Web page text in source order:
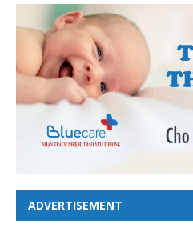
ADVERTISEMENT